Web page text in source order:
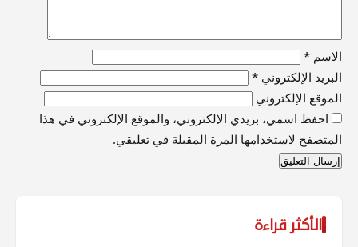
الاسم *
البريد الإلكتروني *
الموقع الإلكتروني
احفظ اسمي، بريدي الإلكتروني، والموقع الإلكتروني في هذا
المتصفح لاستخدامها المرة المقبلة في تعليقي.
الأكثر قراءة